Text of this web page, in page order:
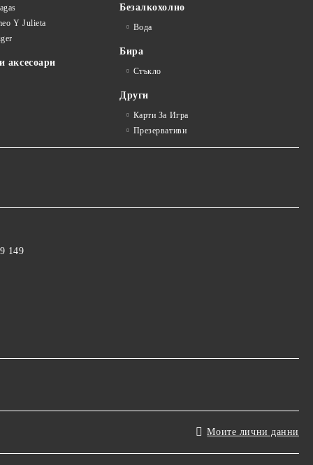
Y Julieta
аксесоари
Безалкохолно
Вода
Бира
Стъкло
Други
Карти За Игра
Презервативи
149
Моите лични данни